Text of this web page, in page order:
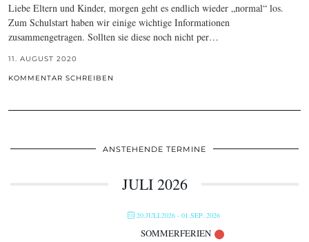
Liebe Eltern und Kinder, morgen geht es endlich wieder „normal“ los.
Zum Schulstart haben wir einige wichtige Informationen
zusammengetragen. Sollten sie diese noch nicht per…
11. AUGUST 2020
KOMMENTAR SCHREIBEN
ANSTEHENDE TERMINE
JULI 2026
20.JULI.2026 - 01.SEP..2026
SOMMERFERIEN